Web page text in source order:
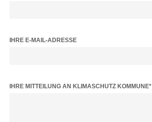
IHRE E-MAIL-ADRESSE
BITTE LASSE DIESES FELD LEER.
IHRE MITTEILUNG AN KLIMASCHUTZ KOMMUNE*